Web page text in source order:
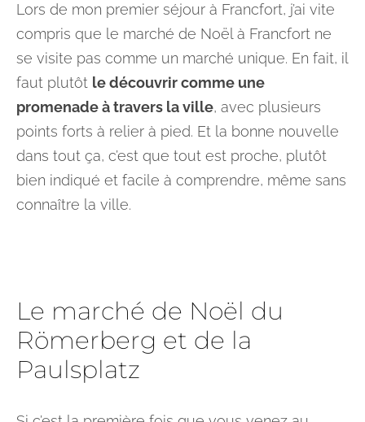
Lors de mon premier séjour à Francfort, j’ai vite
compris que le marché de Noël à Francfort ne
se visite pas comme un marché unique. En fait, il
faut plutôt le découvrir comme une
promenade à travers la ville, avec plusieurs
points forts à relier à pied. Et la bonne nouvelle
dans tout ça, c’est que tout est proche, plutôt
bien indiqué et facile à comprendre, même sans
connaître la ville.
Le marché de Noël du
Römerberg et de la
Paulsplatz